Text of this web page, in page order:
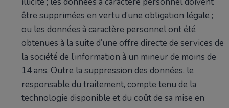
être supprimées en vertu d’une obligation légale ;
ou les données à caractère personnel ont été
obtenues à la suite d’une offre directe de services de
la société de l’information à un mineur de moins de
14 ans. Outre la suppression des données, le
responsable du traitement, compte tenu de la
technologie disponible et du coût de sa mise en